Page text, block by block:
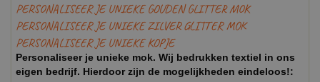
PERSONALISEER JE UNIEKE GOUDEN GLITTER MOK
PERSONALISEER JE UNIEKE ZILVER GLITTER MOK
PERSONALISEER JE UNIEKE KOPJE
Personaliseer je unieke mok. Wij bedrukken textiel in ons
eigen bedrijf. Hierdoor zijn de mogelijkheden eindeloos!: